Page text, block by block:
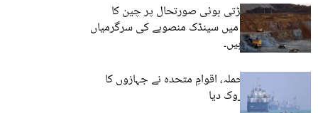
بلوچستان کی بگڑتی ہوئی صورتحال پر چین کا
انتباہ: بلوچستان میں سینڈک منصوبے کی سرگرمیاں
معطل ہو سکتی ہیں۔
آبنائے ہرمز میں حملہ، اقوامِ متحدہ نے جہازوں کا
ریسکیو آپریشن روک دیا